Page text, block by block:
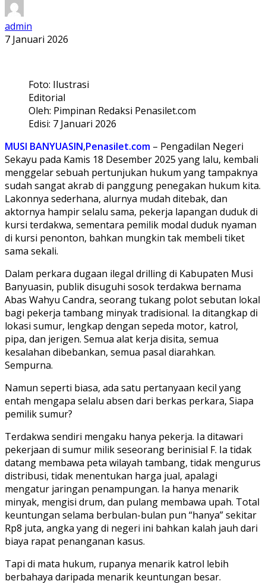
admin
7 Januari 2026
Foto: Ilustrasi
Editorial
Oleh: Pimpinan Redaksi Penasilet.com
Edisi: 7 Januari 2026
MUSI BANYUASIN,Penasilet.com – Pengadilan Negeri
Sekayu pada Kamis 18 Desember 2025 yang lalu, kembali
menggelar sebuah pertunjukan hukum yang tampaknya
sudah sangat akrab di panggung penegakan hukum kita.
Lakonnya sederhana, alurnya mudah ditebak, dan
aktornya hampir selalu sama, pekerja lapangan duduk di
kursi terdakwa, sementara pemilik modal duduk nyaman
di kursi penonton, bahkan mungkin tak membeli tiket
sama sekali.
Dalam perkara dugaan ilegal drilling di Kabupaten Musi
Banyuasin, publik disuguhi sosok terdakwa bernama
Abas Wahyu Candra, seorang tukang polot sebutan lokal
bagi pekerja tambang minyak tradisional. Ia ditangkap di
lokasi sumur, lengkap dengan sepeda motor, katrol,
pipa, dan jerigen. Semua alat kerja disita, semua
kesalahan dibebankan, semua pasal diarahkan.
Sempurna.
Namun seperti biasa, ada satu pertanyaan kecil yang
entah mengapa selalu absen dari berkas perkara, Siapa
pemilik sumur?
Terdakwa sendiri mengaku hanya pekerja. Ia ditawari
pekerjaan di sumur milik seseorang berinisial F. Ia tidak
datang membawa peta wilayah tambang, tidak mengurus
distribusi, tidak menentukan harga jual, apalagi
mengatur jaringan penampungan. Ia hanya menarik
minyak, mengisi drum, dan pulang membawa upah. Total
keuntungan selama berbulan-bulan pun “hanya” sekitar
Rp8 juta, angka yang di negeri ini bahkan kalah jauh dari
biaya rapat penanganan kasus.
Tapi di mata hukum, rupanya menarik katrol lebih
berbahaya daripada menarik keuntungan besar.